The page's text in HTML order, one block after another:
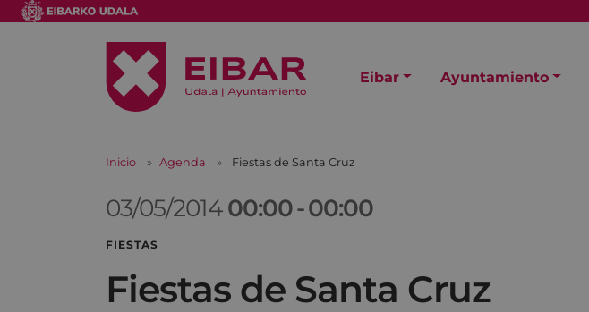
Eibar Ayuntamiento
Inicio Agenda Fiestas de Santa Cruz
03/05/2014 00:00-00:00
FIESTAS
Fiestas de Santa Cruz